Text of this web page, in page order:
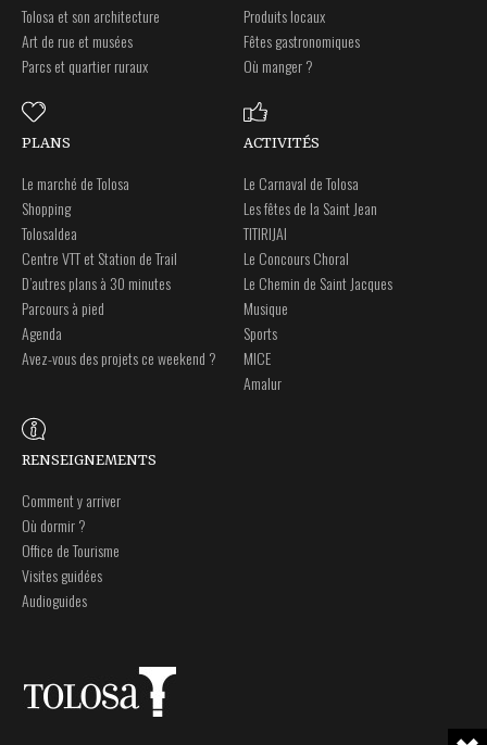
Tolosa et son architecture
Art de rue et musées
Parcs et quartier ruraux
Produits locaux
Fêtes gastronomiques
Où manger ?
PLANS
Le marché de Tolosa
Shopping
Tolosaldea
Centre VTT et Station de Trail
D’autres plans à 30 minutes
Parcours à pied
Agenda
Avez-vous des projets ce weekend ?
ACTIVITÉS
Le Carnaval de Tolosa
Les fêtes de la Saint Jean
TITIRIJAI
Le Concours Choral
Le Chemin de Saint Jacques
Musique
Sports
MICE
Amalur
RENSEIGNEMENTS
Comment y arriver
Où dormir ?
Office de Tourisme
Visites guidées
Audioguides